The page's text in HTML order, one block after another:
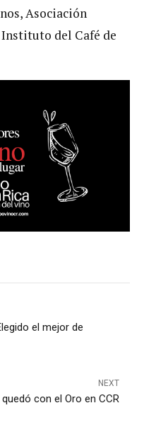
Asociación
del Café de
el mejor de
NEXT
con el Oro en CCR